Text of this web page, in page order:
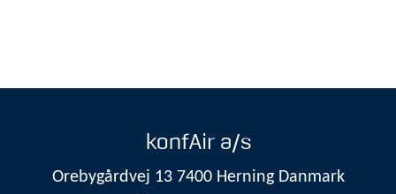
konfAir a/s
Orebygårdvej 13 7400 Herning Danmark